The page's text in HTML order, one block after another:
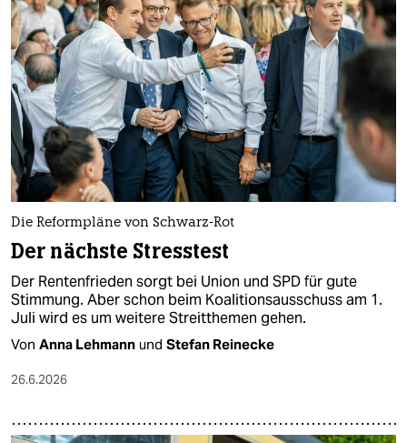
Die Reformpläne von Schwarz-Rot
Der nächste Stresstest
Der Rentenfrieden sorgt bei Union und SPD für gute
Stimmung. Aber schon beim Koalitionsausschuss am 1.
Juli wird es um weitere Streitthemen gehen.
Von Anna Lehmann und Stefan Reinecke
26.6.2026